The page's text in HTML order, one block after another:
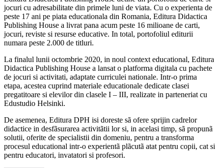
jocuri cu adresabilitate din primele luni de viata. Cu o experienta de
peste 17 ani pe piata educationala din Romania, Editura Didactica
Publishing House a livrat pana acum peste 16 milioane de carti,
jocuri, reviste si resurse educative. In total, portofoliul editurii
numara peste 2.000 de titluri.
La finalul lunii octombrie 2020, in noul context educational, Editura
Didactica Publishing House a lansat o platforma digitala cu pachete
de jocuri si activitati, adaptate curriculei nationale. Intr-o prima
etapa, acestea cuprind materiale educationale dedicate clasei
pregatitoare si elevilor din clasele I – III, realizate in parteneriat cu
Edustudio Helsinki.
De asemenea, Editura DPH isi doreste sã ofere sprijin cadrelor
didactice in desfãsurarea activitãtii lor si, in acelasi timp, sã propunã
solutii, oferite de specialistii din domeniu, pentru a transforma
procesul educational intr-o experientã plãcutã atat pentru copii, cat si
pentru educatori, invatatori si profesori.